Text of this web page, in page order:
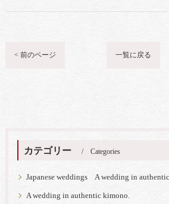
< 前のページ 一覧に戻る
カテゴリー Categories
Japanese weddings A wedding in
A wedding in authentic kimono.